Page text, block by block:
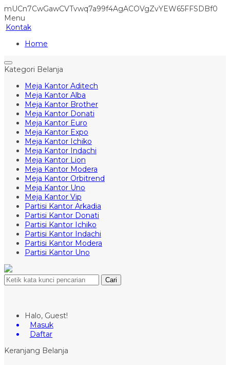
mUCn7CwGawCVTvwq7a99f4AgACOVgZvYEW65FFSDBf0
Menu
Kontak
Home
Kategori Belanja
Meja Kantor Aditech
Meja Kantor Alba
Meja Kantor Brother
Meja Kantor Donati
Meja Kantor Euro
Meja Kantor Expo
Meja Kantor Ichiko
Meja Kantor Indachi
Meja Kantor Lion
Meja Kantor Modera
Meja Kantor Orbitrend
Meja Kantor Uno
Meja Kantor Vip
Partisi Kantor Arkadia
Partisi Kantor Donati
Partisi Kantor Ichiko
Partisi Kantor Indachi
Partisi Kantor Modera
Partisi Kantor Uno
Cari
Halo, Guest!
Masuk
Daftar
Keranjang Belanja